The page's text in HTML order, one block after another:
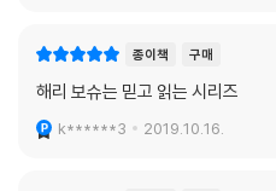
종이책 구매
해리 보슈는 믿고 읽는 시리즈
k******3 2019.10.16.